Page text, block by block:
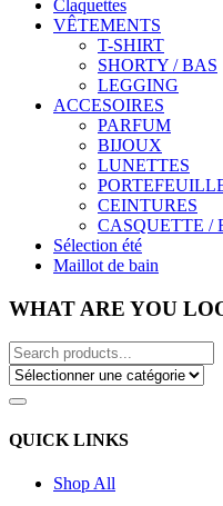
Claquettes
VÊTEMENTS
T-SHIRT
SHORTY / BAS
LEGGING
ACCESOIRES
PARFUM
BIJOUX
LUNETTES
CEINTURES
CASQUETTE /
Sélection été
Maillot de bain
WHAT ARE YOU
QUICK LINKS
Shop All